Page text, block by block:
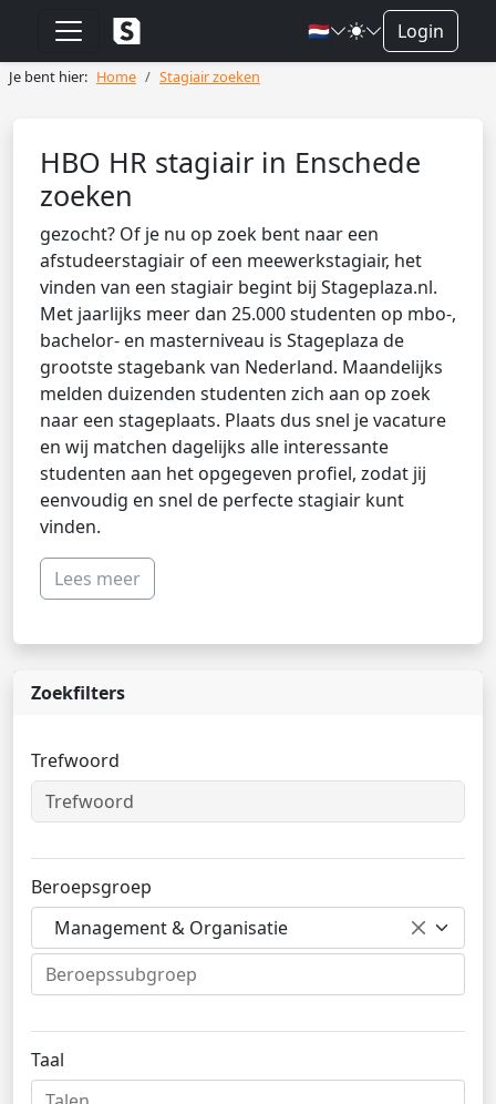
🇳🇱 Login
Je bent hier: Home Stagiair zoeken
HBO HR stagiair in Enschede
zoeken
gezocht? Of je nu op zoek bent naar een
afstudeerstagiair of een meewerkstagiair, het
vinden van een stagiair begint bij Stageplaza.nl.
Met jaarlijks meer dan 25.000 studenten op mbo-,
bachelor- en masterniveau is Stageplaza de
grootste stagebank van Nederland. Maandelijks
melden duizenden studenten zich aan op zoek
naar een stageplaats. Plaats dus snel je vacature
en wij matchen dagelijks alle interessante
studenten aan het opgegeven profiel, zodat jij
eenvoudig en snel de perfecte stagiair kunt
vinden.
Lees meer
Zoekfilters
Trefwoord
Beroepsgroep
Management & Organisatie
Taal